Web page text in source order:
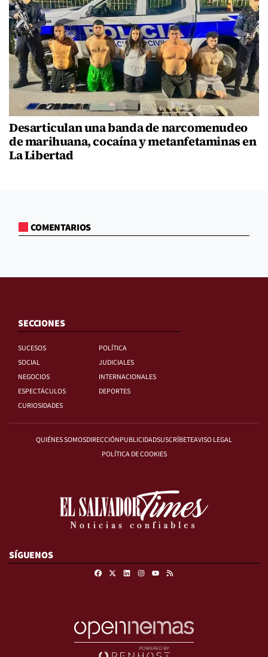
Desarticulan una banda de narcomenudeo
de marihuana, cocaína y metanfetaminas en
La Libertad
COMENTARIOS
SECCIONES
SUCESOS
POLÍTICA
SOCIAL
JUDICIALES
NEGOCIOS
INTERNACIONALES
ESPECTÁCULOS
DEPORTES
CURIOSIDADES
QUIÉNES SOMOSDIRECCIÓNPUBLICIDADSUSCRÍBETEAVISO LEGAL
POLÍTICA DE COOKIES
SÍGUENOS
FacebookLinkedinInstagram